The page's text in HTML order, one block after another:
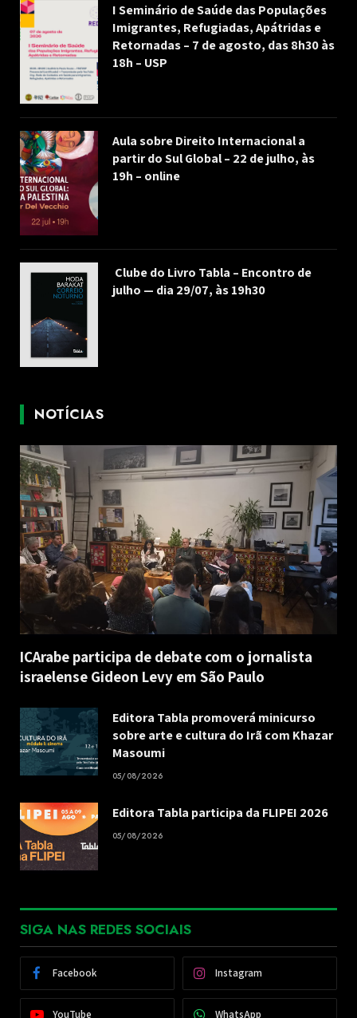
I Seminário de Saúde das Populações
Imigrantes, Refugiadas, Apátridas e
Retornadas – 7 de agosto, das 8h30 às
18h – USP
Aula sobre Direito Internacional a
partir do Sul Global – 22 de julho, às
19h – online
Clube do Livro Tabla – Encontro de
julho — dia 29/07, às 19h30
NOTÍCIAS
ICArabe participa de debate com o jornalista
israelense Gideon Levy em São Paulo
Editora Tabla promoverá minicurso
sobre arte e cultura do Irã com Khazar
Masoumi
05/08/2026
Editora Tabla participa da FLIPEI 2026
05/08/2026
SIGA NAS REDES SOCIAIS
Facebook Instagram
YouTube WhatsApp